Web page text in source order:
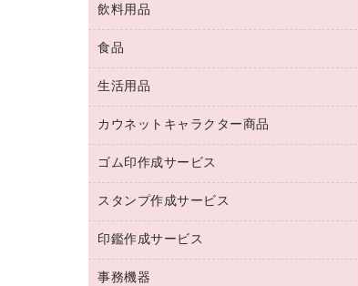
ＨＤＤ／ＳＳＤ
ディスプレイモニター
アウター
養生用品
防災用備蓄食品・飲料
台車・脚立
倉庫収納用品
作業用雑貨
梱包用品
梱包用テープ
飲料用品
緑茶飲料
茶葉・インスタント
紅茶・バラエティ飲料
レギュラーコーヒー
ミルク・シュガー
ソフトドリンク
コーヒーメーカー・備品
インスタントコーヒー
食品
食品
生活用品
浴室用品
台所用洗剤
掃除用品
掃除用洗剤
洗濯用品
カウネットキャラクター商品
カウネットキャラクター商品
ゴム印作成サービス
ゴム印作成サービス
ゴム印（一行印）作成サービス
ゴム印（フリーサイズ印）作成サービス
スタンプ作成サービス
シヤチハタスタンプ作成サービス
カウネットスタンプ作成サービス
印鑑作成サービス
印鑑作成サービス
事務機器